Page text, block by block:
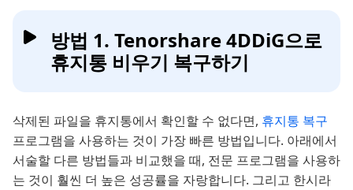
방법 1. Tenorshare 4DDiG으로
휴지통 비우기 복구하기
삭제된 파일을 휴지통에서 확인할 수 없다면, 휴지통 복구
프로그램을 사용하는 것이 가장 빠른 방법입니다. 아래에서
서술할 다른 방법들과 비교했을 때, 전문 프로그램을 사용하
는 것이 훨씬 더 높은 성공률을 자랑합니다. 그리고 한시라